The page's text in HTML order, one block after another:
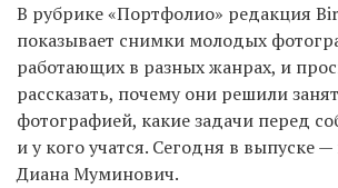
В рубрике «Портфолио» редакция
показывает снимки молодых
работающих в разных жанрах, и
рассказать, почему они решили
фотографией, какие задачи перед
и у кого учатся. Сегодня в выпуске
Диана Муминович.